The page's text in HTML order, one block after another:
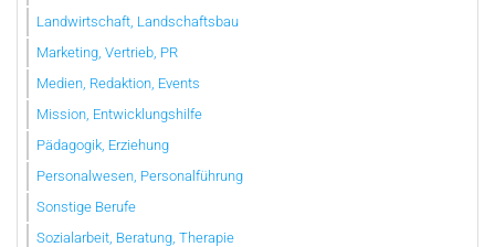
Landwirtschaft, Landschaftsbau
Marketing, Vertrieb, PR
Medien, Redaktion, Events
Mission, Entwicklungshilfe
Pädagogik, Erziehung
Personalwesen, Personalführung
Sonstige Berufe
Sozialarbeit, Beratung, Therapie